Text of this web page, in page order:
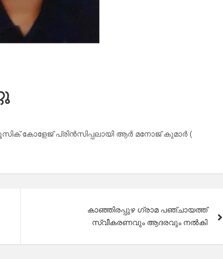
കോളേജ് പ്രിൻസിപ്പലായി ആർ മനോജ് കുമാർ (
കാഞ്ഞിരപ്പുഴ ഗ്രാമ പഞ്ചായത്ത്
സ്വീകരണവും ആദരവും നൽകി